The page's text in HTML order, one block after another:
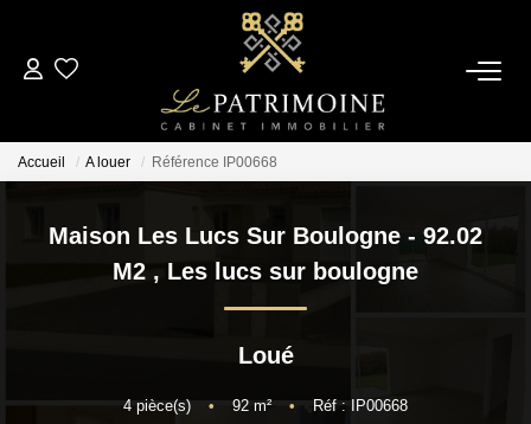
ACCUEIL
NOS ANNONCES
Locations
Accueil A louer Référence IP00668
Maison Les Lucs Sur Boulogne - 92.02
M2 , Les lucs sur boulogne
Loué
4 pièce(s) • 92 m² • Réf : IP00668